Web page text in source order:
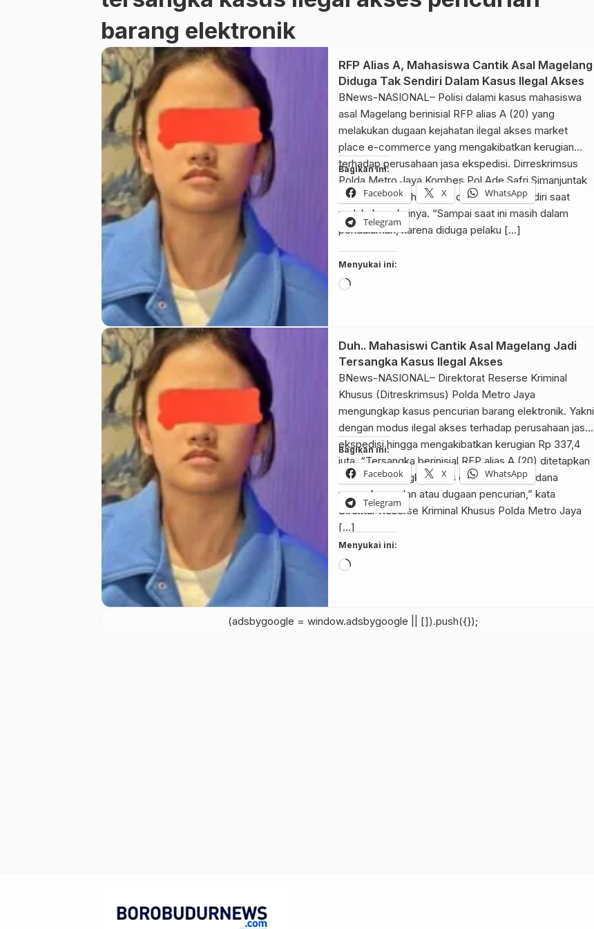
barang elektronik
RFP Alias A, Mahasiswa Cantik Asal Magelang
Diduga Tak Sendiri Dalam Kasus Ilegal Akses
BNews-NASIONAL– Polisi dalami kasus mahasiswa
asal Magelang berinisial RFP alias A (20) yang
melakukan dugaan kejahatan ilegal akses market
place e-commerce yang mengakibatkan kerugian
terhadap perusahaan jasa ekspedisi. Dirreskrimsus
Polda Metro Jaya Kombes Pol Ade Safri Simanjuntak
mengatakan bahwa RFP diduga tidak sendiri saat
melakukan aksinya. “Sampai saat ini masih dalam
pendalaman, karena diduga pelaku […]
Bagikan ini:
Facebook X WhatsApp
Telegram
Menyukai ini:
Memuat...
Duh.. Mahasiswi Cantik Asal Magelang Jadi
Tersangka Kasus Ilegal Akses
BNews-NASIONAL– Direktorat Reserse Kriminal
Khusus (Ditreskrimsus) Polda Metro Jaya
mengungkap kasus pencurian barang elektronik. Yakni
dengan modus ilegal akses terhadap perusahaan jasa
ekspedisi hingga mengakibatkan kerugian Rp 337,4
juta. “Tersangka berinisial RFP alias A (20) ditetapkan
sebagai tersangka kasus dugaan tindak pidana
mengakses; dan atau dugaan pencurian,” kata
Direktur Reserse Kriminal Khusus Polda Metro Jaya
[…]
Bagikan ini:
Facebook X WhatsApp
Telegram
Menyukai ini:
Memuat...
(adsbygoogle = window.adsbygoogle || []).push({});